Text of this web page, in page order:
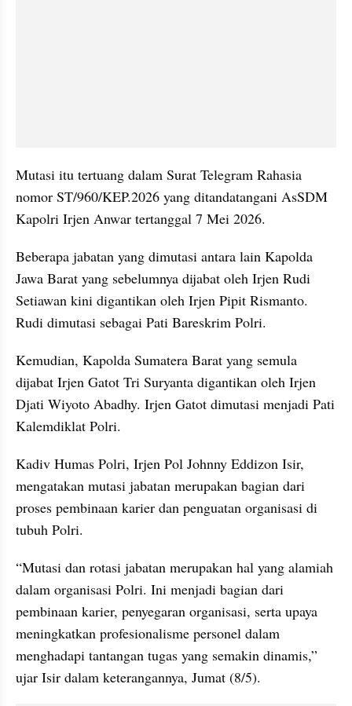
Mutasi itu tertuang dalam Surat Telegram Rahasia
nomor ST/960/KEP.2026 yang ditandatangani AsSDM
Kapolri Irjen Anwar tertanggal 7 Mei 2026.
Beberapa jabatan yang dimutasi antara lain Kapolda
Jawa Barat yang sebelumnya dijabat oleh Irjen Rudi
Setiawan kini digantikan oleh Irjen Pipit Rismanto.
Rudi dimutasi sebagai Pati Bareskrim Polri.
Kemudian, Kapolda Sumatera Barat yang semula
dijabat Irjen Gatot Tri Suryanta digantikan oleh Irjen
Djati Wiyoto Abadhy. Irjen Gatot dimutasi menjadi Pati
Kalemdiklat Polri.
Kadiv Humas Polri, Irjen Pol Johnny Eddizon Isir,
mengatakan mutasi jabatan merupakan bagian dari
proses pembinaan karier dan penguatan organisasi di
tubuh Polri.
“Mutasi dan rotasi jabatan merupakan hal yang alamiah
dalam organisasi Polri. Ini menjadi bagian dari
pembinaan karier, penyegaran organisasi, serta upaya
meningkatkan profesionalisme personel dalam
menghadapi tantangan tugas yang semakin dinamis,”
ujar Isir dalam keterangannya, Jumat (8/5).